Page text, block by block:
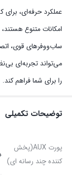
عملکرد حرفه‌ای،
امکانات متنوع
ساب‌ووفرهای قوی،
می‌تواند تجربه‌ای
را برای شما فراهم کند.
توضیحات تکمیلی
پورت AUX(پخش
کننده چند رسانه ای)